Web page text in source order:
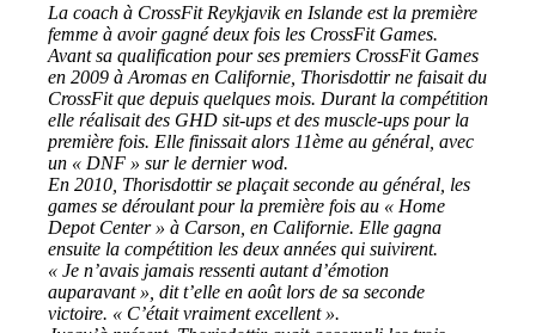
La coach à CrossFit Reykjavik en Islande est la première
femme à avoir gagné deux fois les CrossFit Games.
Avant sa qualification pour ses premiers CrossFit Games
en 2009 à Aromas en Californie, Thorisdottir ne faisait du
CrossFit que depuis quelques mois. Durant la compétition
elle réalisait des GHD sit-ups et des muscle-ups pour la
première fois. Elle finissait alors 11ème au général, avec
un « DNF » sur le dernier wod.
En 2010, Thorisdottir se plaçait seconde au général, les
games se déroulant pour la première fois au « Home
Depot Center » à Carson, en Californie. Elle gagna
ensuite la compétition les deux années qui suivirent.
« Je n’avais jamais ressenti autant d’émotion
auparavant », dit t’elle en août lors de sa seconde
victoire. « C’était vraiment excellent ».